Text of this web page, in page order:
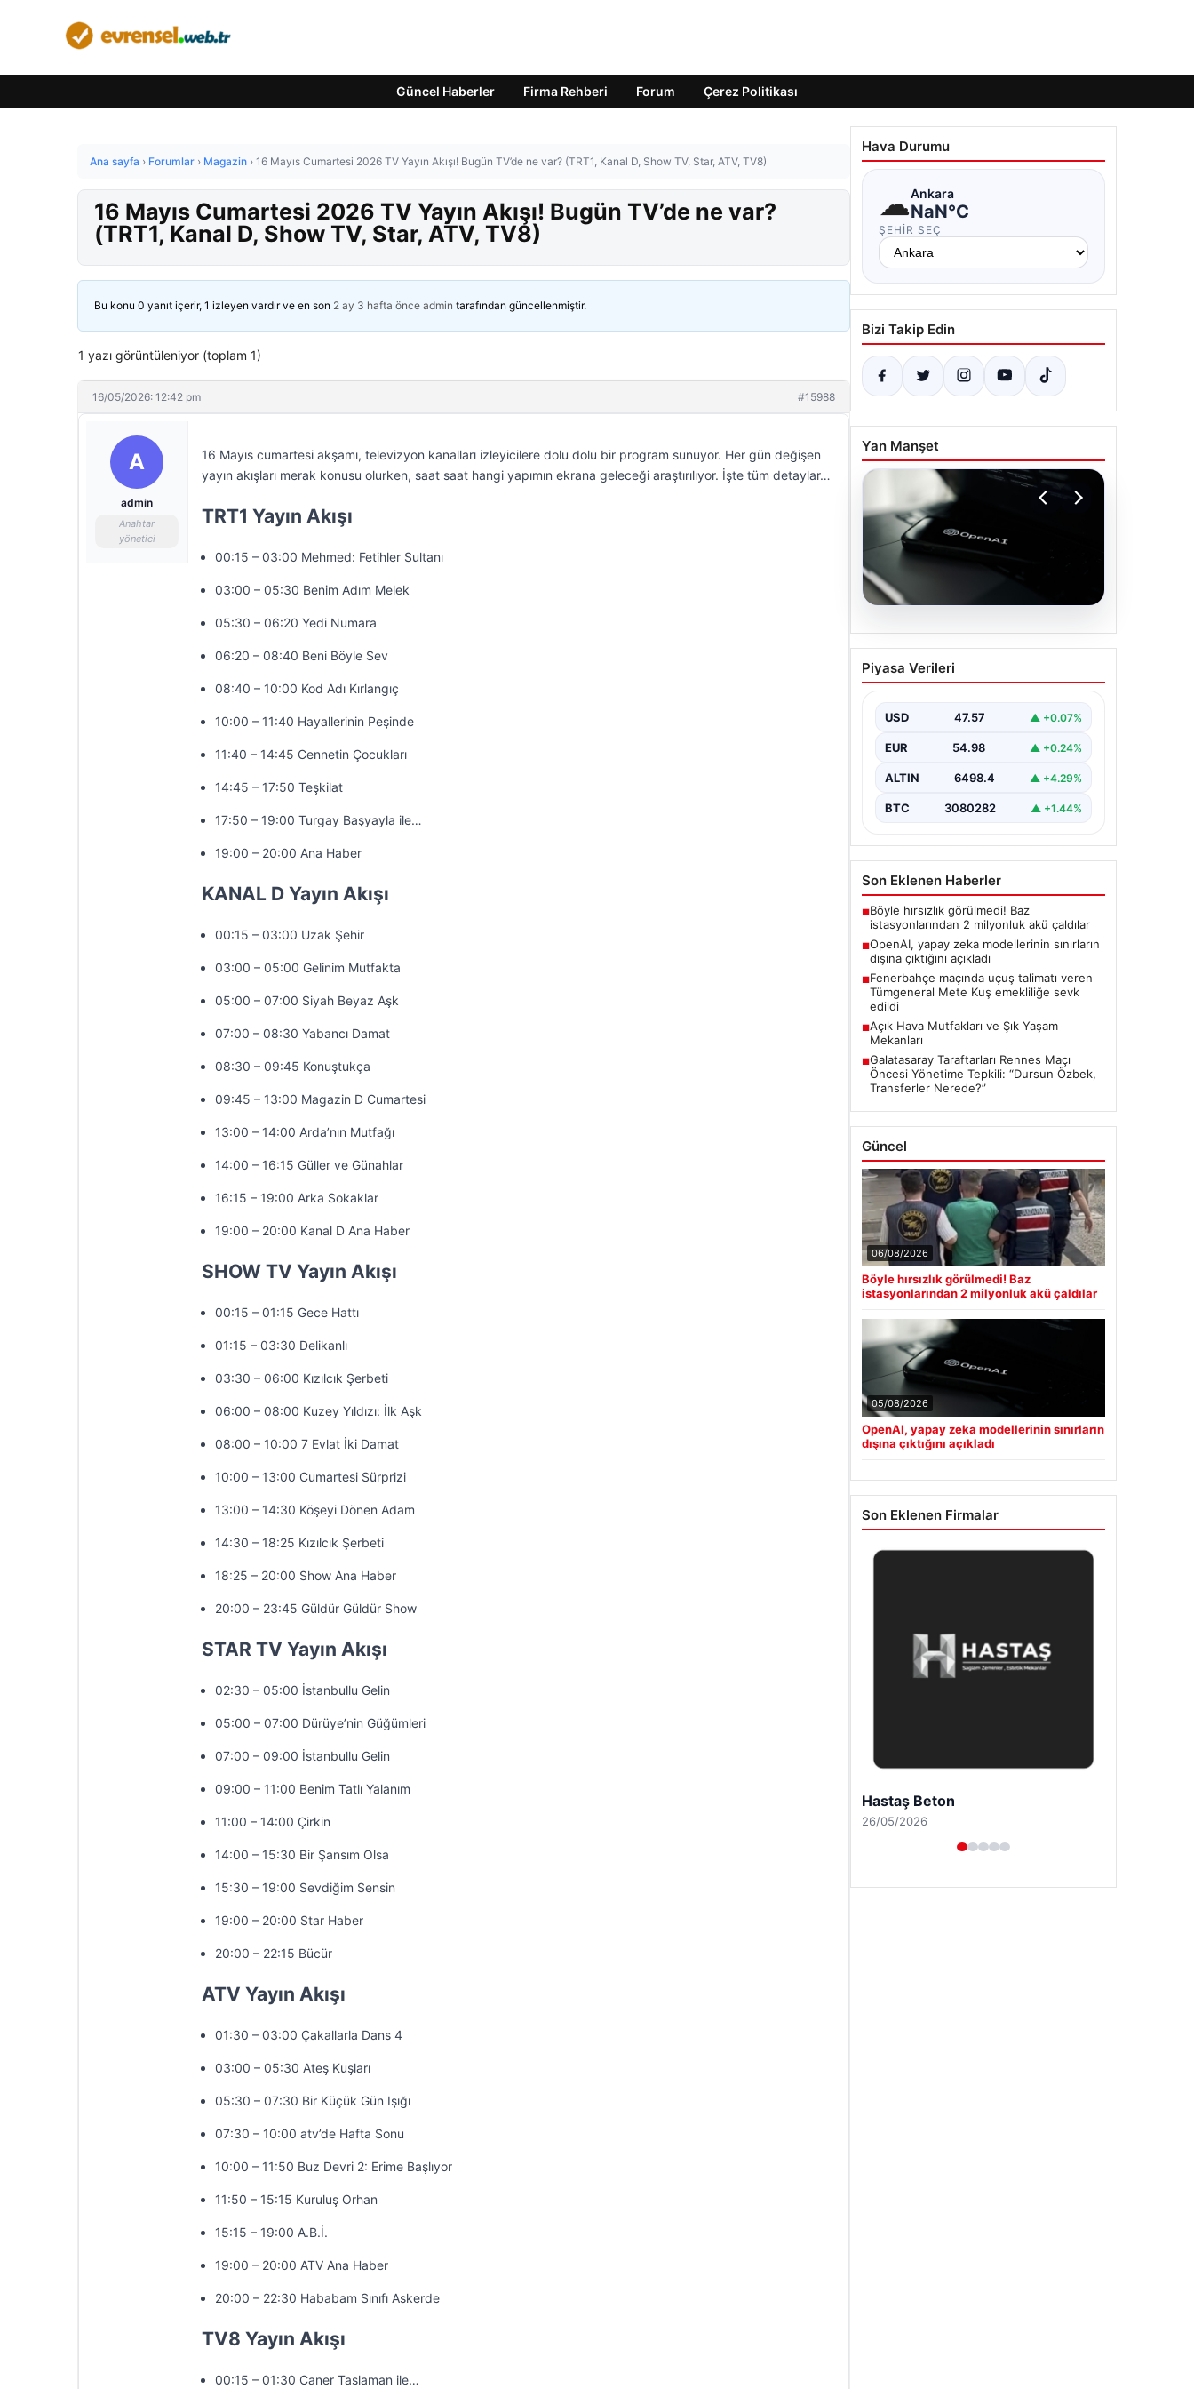
Güncel Haberler Firma Rehberi Forum Çerez Politikası
Ana sayfa › Forumlar › Magazin › 16 Mayıs Cumartesi 2026 TV Yayın Akışı! Bugün TV’de ne var? (TRT1, Kanal D, Show TV, Star, ATV, TV8)
16 Mayıs Cumartesi 2026 TV Yayın Akışı! Bugün TV’de ne var?
(TRT1, Kanal D, Show TV, Star, ATV, TV8)
Bu konu 0 yanıt içerir, 1 izleyen vardır ve en son 2 ay 3 hafta önce admin tarafından güncellenmiştir.
1 yazı görüntüleniyor (toplam 1)
16/05/2026: 12:42 pm #15988
A
admin
Anahtar
yönetici
16 Mayıs cumartesi akşamı, televizyon kanalları izleyicilere dolu dolu bir program sunuyor. Her gün değişen
yayın akışları merak konusu olurken, saat saat hangi yapımın ekrana geleceği araştırılıyor. İşte tüm detaylar…
TRT1 Yayın Akışı
00:15 – 03:00 Mehmed: Fetihler Sultanı
03:00 – 05:30 Benim Adım Melek
05:30 – 06:20 Yedi Numara
06:20 – 08:40 Beni Böyle Sev
08:40 – 10:00 Kod Adı Kırlangıç
10:00 – 11:40 Hayallerinin Peşinde
11:40 – 14:45 Cennetin Çocukları
14:45 – 17:50 Teşkilat
17:50 – 19:00 Turgay Başyayla ile…
19:00 – 20:00 Ana Haber
KANAL D Yayın Akışı
00:15 – 03:00 Uzak Şehir
03:00 – 05:00 Gelinim Mutfakta
05:00 – 07:00 Siyah Beyaz Aşk
07:00 – 08:30 Yabancı Damat
08:30 – 09:45 Konuştukça
09:45 – 13:00 Magazin D Cumartesi
13:00 – 14:00 Arda’nın Mutfağı
14:00 – 16:15 Güller ve Günahlar
16:15 – 19:00 Arka Sokaklar
19:00 – 20:00 Kanal D Ana Haber
SHOW TV Yayın Akışı
00:15 – 01:15 Gece Hattı
01:15 – 03:30 Delikanlı
03:30 – 06:00 Kızılcık Şerbeti
06:00 – 08:00 Kuzey Yıldızı: İlk Aşk
08:00 – 10:00 7 Evlat İki Damat
10:00 – 13:00 Cumartesi Sürprizi
13:00 – 14:30 Köşeyi Dönen Adam
14:30 – 18:25 Kızılcık Şerbeti
18:25 – 20:00 Show Ana Haber
20:00 – 23:45 Güldür Güldür Show
STAR TV Yayın Akışı
02:30 – 05:00 İstanbullu Gelin
05:00 – 07:00 Dürüye’nin Güğümleri
07:00 – 09:00 İstanbullu Gelin
09:00 – 11:00 Benim Tatlı Yalanım
11:00 – 14:00 Çirkin
14:00 – 15:30 Bir Şansım Olsa
15:30 – 19:00 Sevdiğim Sensin
19:00 – 20:00 Star Haber
20:00 – 22:15 Bücür
ATV Yayın Akışı
01:30 – 03:00 Çakallarla Dans 4
03:00 – 05:30 Ateş Kuşları
05:30 – 07:30 Bir Küçük Gün Işığı
07:30 – 10:00 atv’de Hafta Sonu
10:00 – 11:50 Buz Devri 2: Erime Başlıyor
11:50 – 15:15 Kuruluş Orhan
15:15 – 19:00 A.B.İ.
19:00 – 20:00 ATV Ana Haber
20:00 – 22:30 Hababam Sınıfı Askerde
TV8 Yayın Akışı
00:15 – 01:30 Caner Taslaman ile…
Hava Durumu
☁Ankara
NaN°C
ŞEHIR SEÇ
Bizi Takip Edin
Yan Manşet
05.08.2026
OpenAI, yapay zeka
modellerinin sınırların
Piyasa Verileri
USD 47.57 ▲ +0.07%
EUR 54.98 ▲ +0.24%
ALTIN 6498.4 ▲ +4.29%
BTC 3080282 ▲ +1.44%
Son Eklenen Haberler
■Böyle hırsızlık görülmedi! Baz
istasyonlarından 2 milyonluk akü çaldılar
■OpenAI, yapay zeka modellerinin sınırların
dışına çıktığını açıkladı
■Fenerbahçe maçında uçuş talimatı veren
Tümgeneral Mete Kuş emekliliğe sevk
edildi
■Açık Hava Mutfakları ve Şık Yaşam
Mekanları
■Galatasaray Taraftarları Rennes Maçı
Öncesi Yönetime Tepkili: “Dursun Özbek,
Transferler Nerede?”
Güncel
06/08/2026
Böyle hırsızlık görülmedi! Baz
istasyonlarından 2 milyonluk akü çaldılar
05/08/2026
OpenAI, yapay zeka modellerinin sınırların
dışına çıktığını açıkladı
Son Eklenen Firmalar
Enes Kaplan Avukatlık Bürosu
28/04/2026